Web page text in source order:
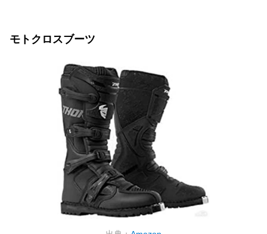
モトクロスブーツ